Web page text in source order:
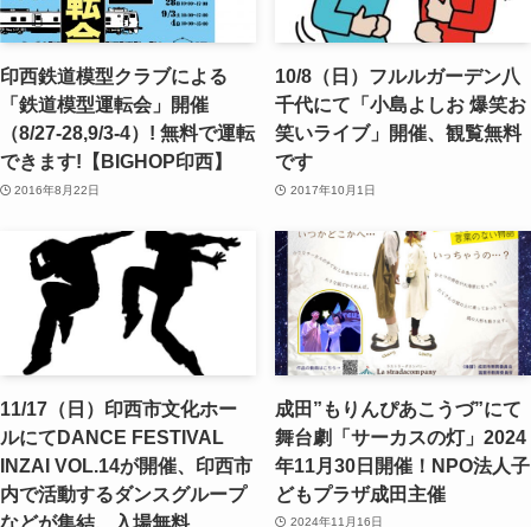
印西鉄道模型クラブによる
「鉄道模型運転会」開催
（8/27-28,9/3-4）! 無料で運転
できます!【BIGHOP印西】
2016年8月22日
10/8（日）フルルガーデン八
千代にて「小島よしお 爆笑お
笑いライブ」開催、観覧無料
です
2017年10月1日
11/17（日）印西市文化ホー
ルにてDANCE FESTIVAL
INZAI VOL.14が開催、印西市
内で活動するダンスグループ
などが集結、入場無料
成田”もりんぴあこうづ”にて
舞台劇「サーカスの灯」2024
年11月30日開催！NPO法人子
どもプラザ成田主催
2024年11月16日